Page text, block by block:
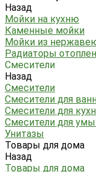
Назад
Мойки на кухню
Каменные мойки
Мойки из
Радиаторы
Смесители
Назад
Смесители
Смесители для
Смесители для
Смесители для
Унитазы
Товары для дома
Назад
Товары для дома